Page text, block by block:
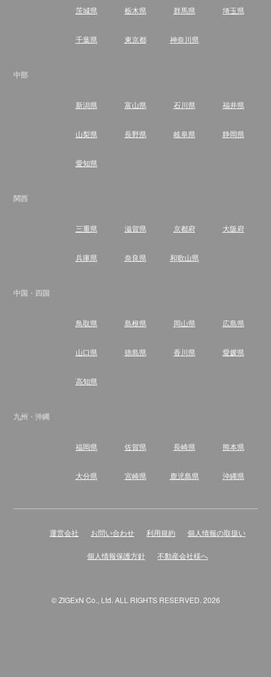
茨城県 栃木県 群馬県 埼玉県
千葉県 東京都 神奈川県
中部
新潟県 富山県 石川県 福井県
山梨県 長野県 岐阜県 静岡県
愛知県
関西
三重県 滋賀県 京都府 大阪府
兵庫県 奈良県 和歌山県
中国・四国
鳥取県 島根県 岡山県 広島県
山口県 徳島県 香川県 愛媛県
高知県
九州・沖縄
福岡県 佐賀県 長崎県 熊本県
大分県 宮崎県 鹿児島県 沖縄県
運営会社 お問い合わせ 利用規約 個人情報の取扱い
個人情報保護方針 不動産会社様へ
© ZIGExN Co., Ltd. ALL RIGHTS RESERVED. 2026